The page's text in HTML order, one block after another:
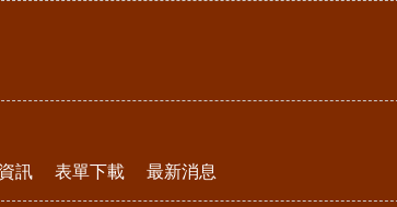
訊 表單下載 最新消息